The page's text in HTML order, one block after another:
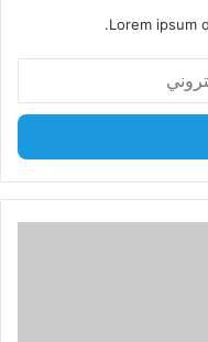
Lorem ipsum